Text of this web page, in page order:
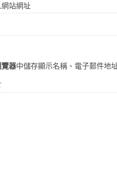
站網址
器中儲存顯示名稱、電子郵件地